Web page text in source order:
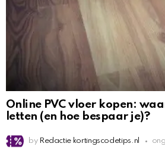
Online PVC vloer kopen:
letten (en hoe bespaar je)?
by Redactie kortingscodetips.nl